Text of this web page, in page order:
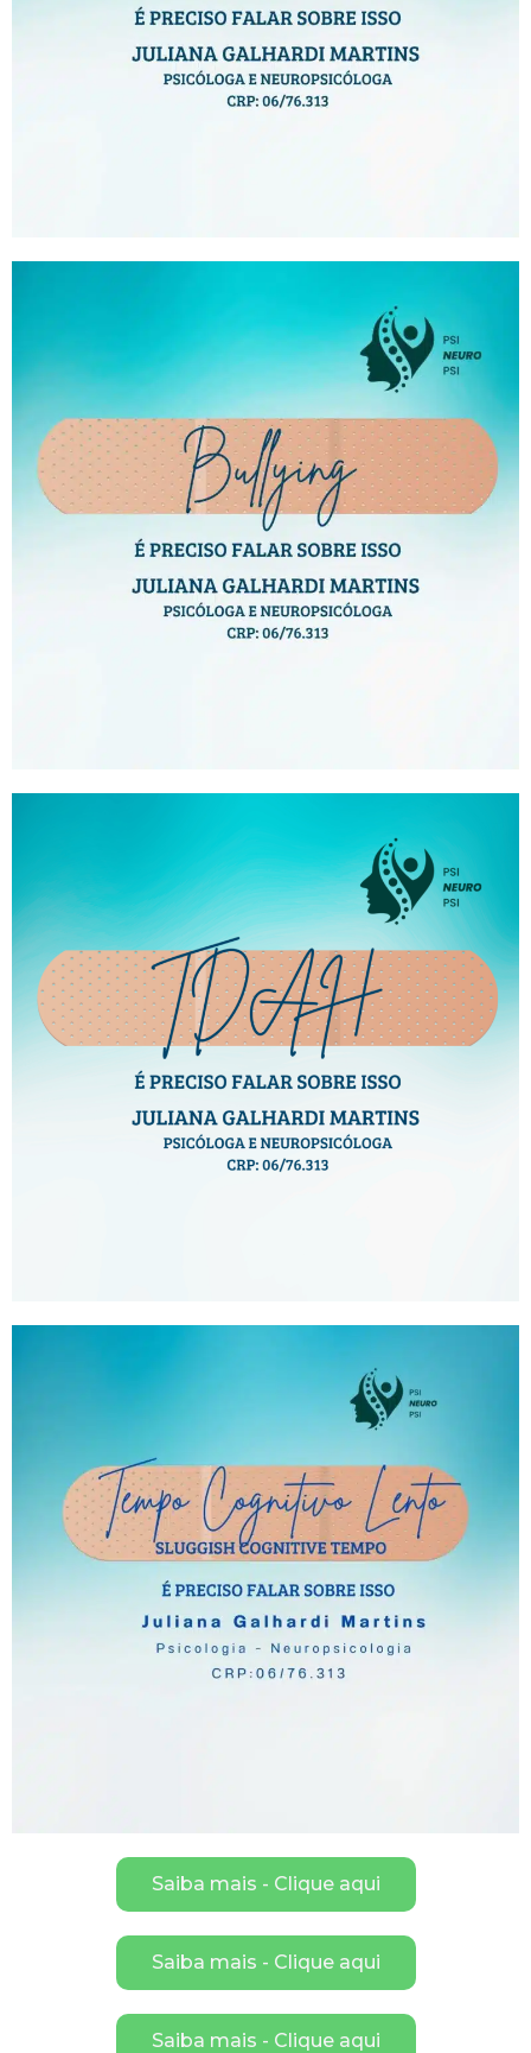
Saiba mais - Clique aqui
Saiba mais - Clique aqui
Saiba mais - Clique aqui